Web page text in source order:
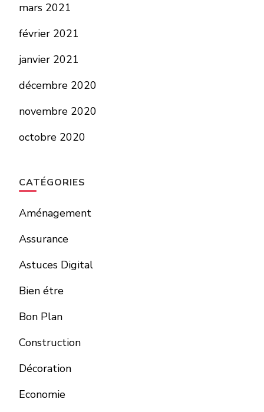
mars 2021
février 2021
janvier 2021
décembre 2020
novembre 2020
octobre 2020
CATÉGORIES
Aménagement
Assurance
Astuces Digital
Bien étre
Bon Plan
Construction
Décoration
Economie